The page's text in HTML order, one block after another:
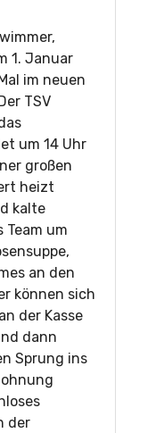
1. Januar
im neuen
TSV
um 14 Uhr
großen
heizt
kalte
Team um
an den
können sich
der Kasse
dann
Sprung ins
der